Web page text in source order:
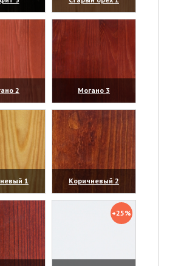
(увеличить)
2
Могано 3
(увеличить)
1
Коричневый 2
(увеличить)
+25%